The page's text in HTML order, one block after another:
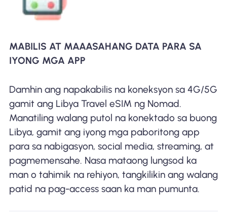
MABILIS AT MAAASAHANG DATA PARA SA
IYONG MGA APP
Damhin ang napakabilis na koneksyon sa 4G/5G
gamit ang Libya Travel eSIM ng Nomad.
Manatiling walang putol na konektado sa buong
Libya, gamit ang iyong mga paboritong app
para sa nabigasyon, social media, streaming, at
pagmemensahe. Nasa mataong lungsod ka
man o tahimik na rehiyon, tangkilikin ang walang
patid na pag-access saan ka man pumunta.